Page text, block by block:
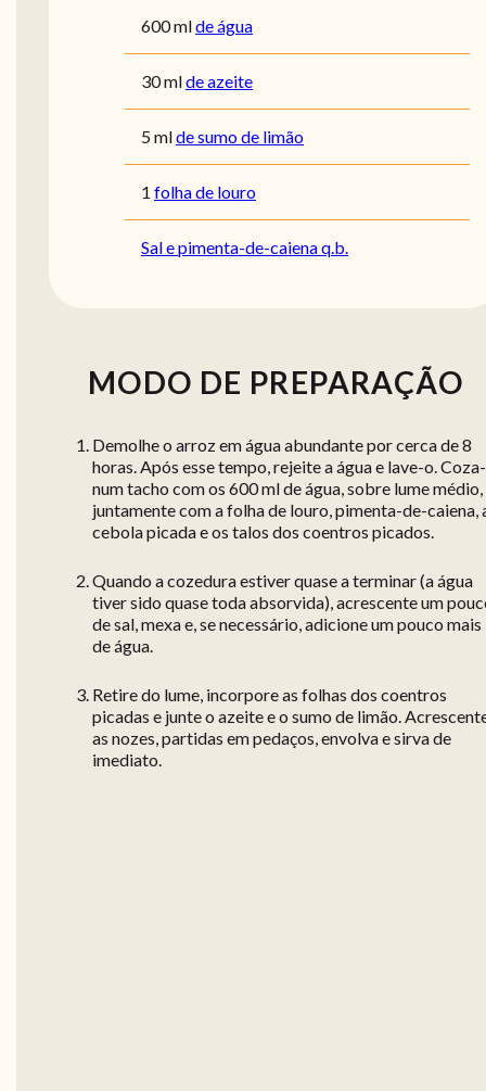
600mlde água
30mlde azeite
5mlde sumo de limão
1 folha de louro
Sal e pimenta-de-caiena q.b.
MODO DE PREPARAÇÃO
Demolhe o arroz em água abundante por cerca de 8
horas. Após esse tempo, rejeite a água e lave-o.
num tacho com os 600 ml de água, sobre lume médio,
juntamente com a folha de louro, pimenta-de-caiena,
cebola picada e os talos dos coentros picados.
Quando a cozedura estiver quase a terminar (a água
tiver sido quase toda absorvida), acrescente um
de sal, mexa e, se necessário, adicione um pouco mais
de água.
Retire do lume, incorpore as folhas dos coentros
picadas e junte o azeite e o sumo de limão.
as nozes, partidas em pedaços, envolva e sirva de
imediato.